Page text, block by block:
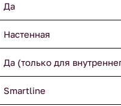
Да
Настенная
Да (только для
Smartline